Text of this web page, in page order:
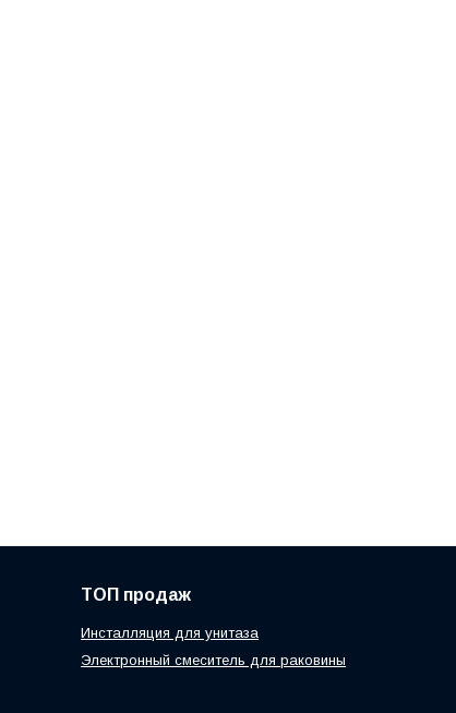
ТОП продаж
Инсталляция для унитаза
Электронный смеситель для раковины